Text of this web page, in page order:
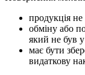
продукція не
обміну або
який не був
має бути
видаткову